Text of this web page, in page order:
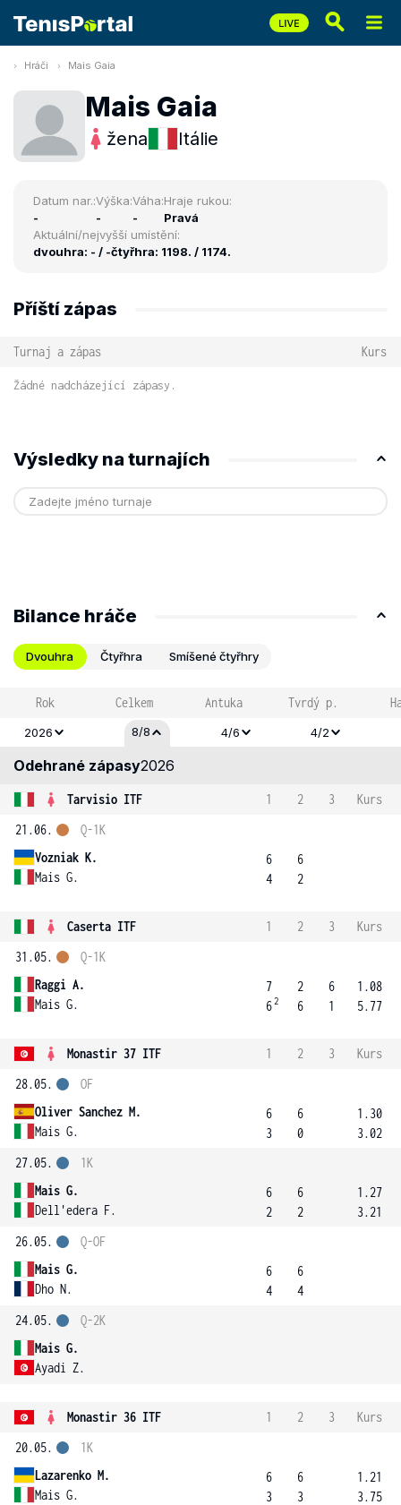
Hráči Mais Gaia
Mais Gaia
žena Itálie
Datum nar.:
-
Výška:
-
Váha:
-
Hraje rukou:
Pravá
Aktuální/nejvyšší umístění:
dvouhra: - / -čtyřhra: 1198. / 1174.
Příští zápas
Turnaj a zápas Kurs
Žádné nadcházející zápasy.
Výsledky na turnajích
Bilance hráče
Dvouhra Čtyřhra Smíšené čtyřhry
Rok Celkem Antuka Tvrdý p.
2026 8/8 4/6 4/2
Odehrané zápasy2026
Tarvisio ITF 1 2 3
Kurs
21.06.
Vozniak K.
Mais G.
Q-1K
6
4
6
2
Caserta ITF 1 2 3
Kurs
31.05.
Raggi A.
Mais G.
Q-1K
7
62
2
6
6
1
1.08
5.77
Monastir 37 ITF 1 2 3
Kurs
28.05.
Oliver Sanchez M.
Mais G.
OF
6
3
6
0
1.30
3.02
27.05.
Mais G.
Dell'edera F.
1K
6
2
6
2
1.27
3.21
26.05.
Mais G.
Dho N.
Q-OF
6
4
6
4
24.05.
Mais G.
Ayadi Z.
Q-2K
Monastir 36 ITF 1 2 3
Kurs
20.05.
Lazarenko M.
Mais G.
1K
6
3
6
3
1.21
3.75